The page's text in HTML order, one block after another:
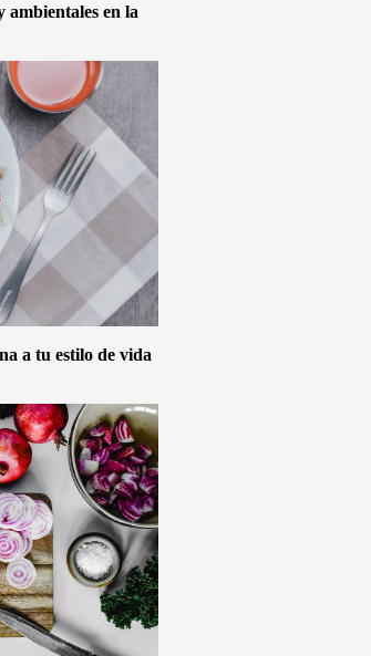
ambientales en la
a tu estilo de vida